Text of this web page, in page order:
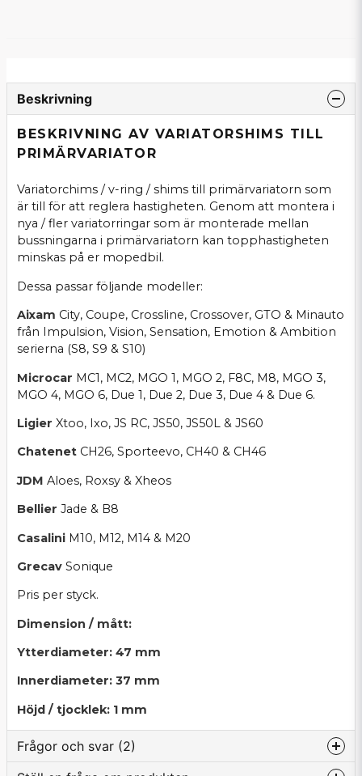
Beskrivning
BESKRIVNING AV VARIATORSHIMS TILL
PRIMÄRVARIATOR
Variatorchims / v-ring / shims till primärvariatorn som
är till för att reglera hastigheten. Genom att montera i
nya / fler variatorringar som är monterade mellan
bussningarna i primärvariatorn kan topphastigheten
minskas på er mopedbil.
Dessa passar följande modeller:
Aixam City, Coupe, Crossline, Crossover, GTO & Minauto
från Impulsion, Vision, Sensation, Emotion & Ambition
serierna (S8, S9 & S10)
Microcar MC1, MC2, MGO 1, MGO 2, F8C, M8, MGO 3,
MGO 4, MGO 6, Due 1, Due 2, Due 3, Due 4 & Due 6.
Ligier Xtoo, Ixo, JS RC, JS50, JS50L & JS60
Chatenet CH26, Sporteevo, CH40 & CH46
JDM Aloes, Roxsy & Xheos
Bellier Jade & B8
Casalini M10, M12, M14 & M20
Grecav Sonique
Pris per styck.
Dimension / mått:
Ytterdiameter: 47 mm
Innerdiameter: 37 mm
Höjd / tjocklek: 1 mm
Frågor och svar (2)